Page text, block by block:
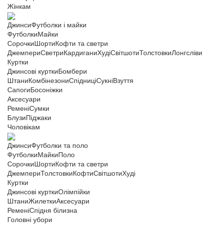
Жінкам
ДжинсиФутболки і майки
ФутболкиМайки
СорочкиШортиКофти та светри
ДжемпериСветриКардиганиХудіСвітшотиТолстовкиЛонгсліви
Куртки
Джинсові курткиБомбери
ШтаниКомбінезониСпідниціСукніВзуття
СапогиБосоніжки
Аксесуари
РеменіСумки
БлузиПіджаки
Чоловікам
ДжинсиФутболки та поло
ФутболкиМайкиПоло
СорочкиШортиКофти та светри
ДжемпериТолстовкиКофтиСвітшотиХуді
Куртки
Джинсові курткиОлімпійки
ШтаниЖилеткиАксесуари
РеменіСпідня білизна
Головні убори